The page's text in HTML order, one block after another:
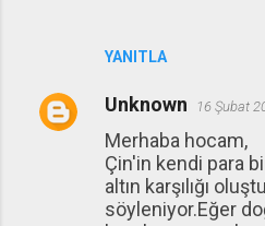
YANITLA
Unknown 16 Şubat
Merhaba hocam,
Çin'in kendi para
altın karşılığı
söyleniyor.Eğer